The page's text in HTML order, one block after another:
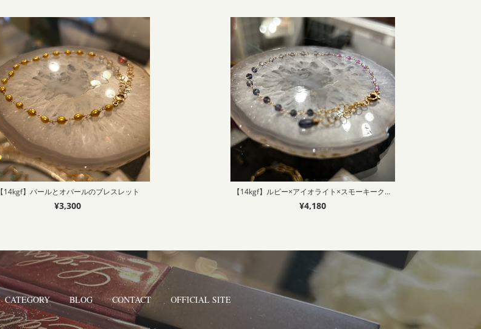
【14kgf】パールとオパールのブレスレット
¥3,300
【14kgf】ルビー×アイオライト×スモーキークォーツ
¥4,180
CATEGORY BLOG CONTACT OFFICIAL SITE